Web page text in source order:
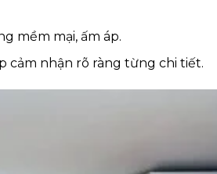
mềm mại, ấm áp.
cảm nhận rõ ràng từng chi tiết.